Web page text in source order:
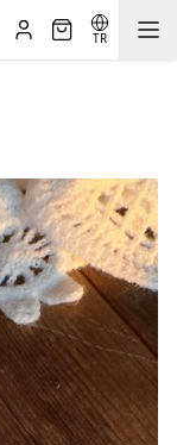
TR